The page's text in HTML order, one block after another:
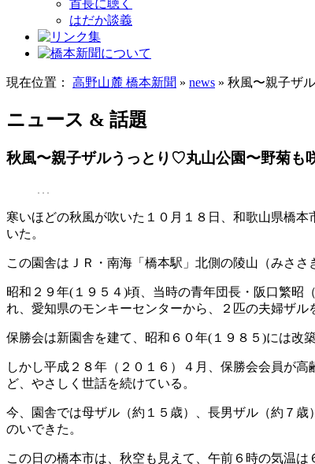
首長に聴く
はだか談義
現在位置： 高野山麓 橋本新聞 » news » 秋風〜親子ザ
ニュース & 話題
秋風〜親子ザルうっとり♡丸山公園〜野菊も
寒いほどの秋風が吹いた１０月１８日、和歌山県橋
いた。
この園舎はＪＲ・南海「橋本駅」北側の陵山（みささ
昭和２９年(１９５４)頃、当時の青年団長・阪口繁昭
れ、愛知県のモンキーセンターから、２匹の夫婦ザル
保勝会は新園舎を建て、昭和６０年(１９８５)には改
しかし平成２８年（２０１６）４月、保勝会会員が
ど、やさしく世話を続けている。
今、園舎では母ザル（約１５歳）、長男ザル（約７
のいできた。
この日の橋本市は、秋空も見えて、午前６時の気温